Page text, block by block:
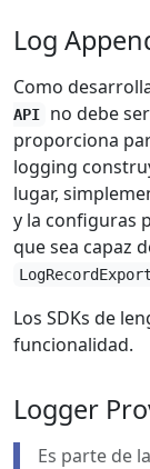
Log
Como
API
no debe
proporciona
logging
lugar,
y la configuras
que sea capaz
Los SDKs de
funcionalidad.
Logger
Es parte de la